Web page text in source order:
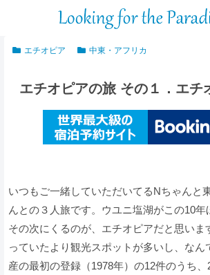
エチオピア 中東・アフリカ
エチオピアの旅 その１．エチ
いつもご一緒していただいてるNちゃんと
んとの３人旅です。ウユニ塩湖がこの10年
その次にくるのが、エチオピアだと思いま
っていたより観光スポットが多いし、なん
産の最初の登録（1978年）の12件のうち